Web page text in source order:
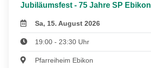
Jubiläumsfest - 75 Jahre SP Ebikon
Sa, 15. August 2026
19:00 - 23:30 Uhr
Pfarreiheim Ebikon